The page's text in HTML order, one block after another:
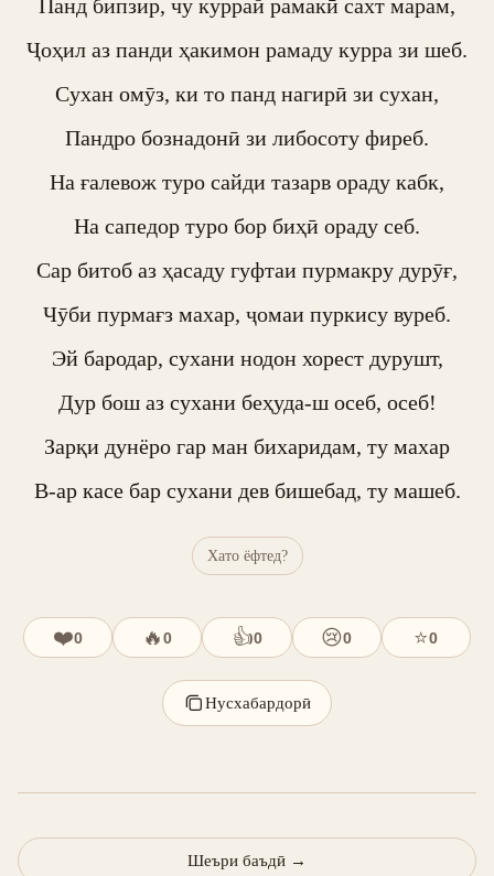
Панд бипзир, чу куррай рамакӣ сахт марам,
Ҷоҳил аз панди ҳакимон рамаду курра зи шеб.
Сухан омӯз, ки то панд нагирӣ зи сухан,
Пандро бознадонӣ зи либосоту фиреб.
На ғалевож туро сайди тазарв ораду кабк,
На сапедор туро бор биҳӣ ораду себ.
Сар битоб аз ҳасаду гуфтаи пурмакру дурӯғ,
Чӯби пурмағз махар, ҷомаи пуркису вуреб.
Эй бародар, сухани нодон хорест дурушт,
Дур бош аз сухани беҳуда-ш осеб, осеб!
Зарқи дунёро гар ман бихаридам, ту махар
В-ар касе бар сухани дев бишебад, ту машеб.
Хато ёфтед?
❤️0 🔥0 👍0 😢0 ⭐0
Нусхабардорӣ
Шеъри баъдӣ →